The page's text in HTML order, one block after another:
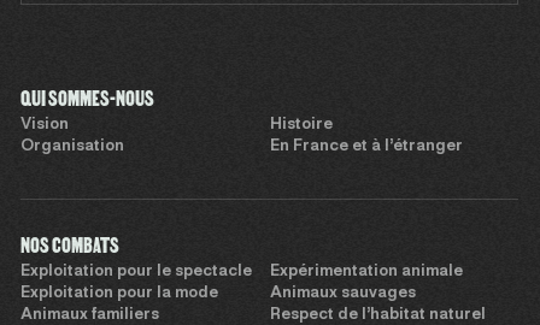
QUI SOMMES-NOUS
Vision
Histoire
Organisation
En France et à l’étranger
NOS COMBATS
Exploitation pour le spectacle
Expérimentation animale
Exploitation pour la mode
Animaux sauvages
Animaux familiers
Respect de l’habitat naturel